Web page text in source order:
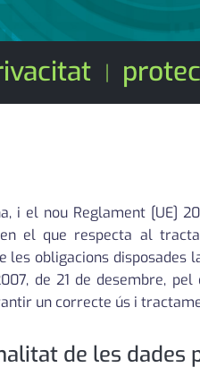
|
i el nou Reglament [UE]
el que respecta al
obligacions disposades
de 21 de desembre,
un correcte ús i
de les dades